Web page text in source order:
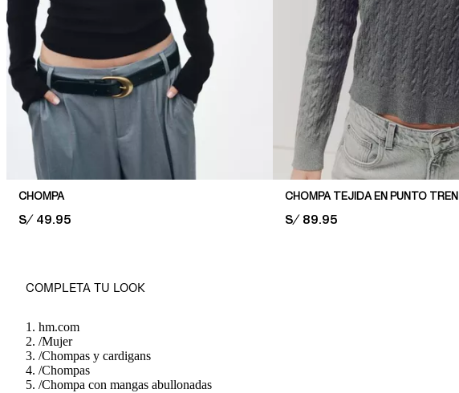
CHOMPA
PRICE:
S/ 49.95
CHOMPA TEJIDA EN PUNTO
PRICE:
S/ 89.95
COMPLETA TU LOOK
hm.com
/Mujer
/Chompas y cardigans
/Chompas
/Chompa con mangas abullonadas